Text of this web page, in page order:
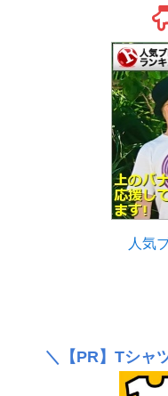
人気
＼ 【PR】 Tシャ